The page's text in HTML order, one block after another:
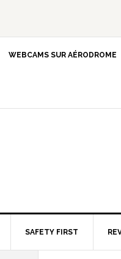
WEBCAMS SUR AÉRODROME
SAFETY FIRST